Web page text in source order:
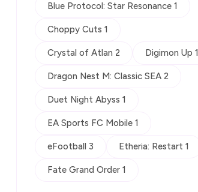
Blue Protocol: Star Resonance 1
Choppy Cuts 1
Crystal of Atlan 2 Digimon Up 1
Dragon Nest M: Classic SEA 2
Duet Night Abyss 1
EA Sports FC Mobile 1
eFootball 3 Etheria: Restart 1
Fate Grand Order 1